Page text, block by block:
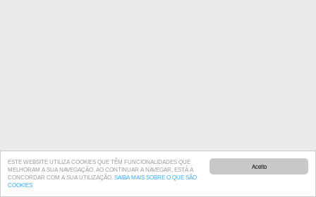
Aceito
ESTE WEBSITE UTILIZA COOKIES QUE TÊM FUNCIONALIDADES QUE
MELHORAM A SUA NAVEGAÇÃO. AO CONTINUAR A NAVEGAR, ESTÁ A
CONCORDAR COM A SUA UTILIZAÇÃO. SAIBA MAIS SOBRE O QUE SÃO
COOKIES